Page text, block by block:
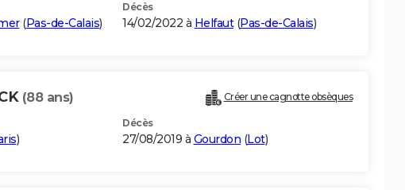
(Pas-de-Calais)
Décès
14/02/2022 à Helfaut(Pas-de-Calais)
(88 ans) Créer une cagnotte obsèques
)
Décès
27/08/2019 à Gourdon (Lot)